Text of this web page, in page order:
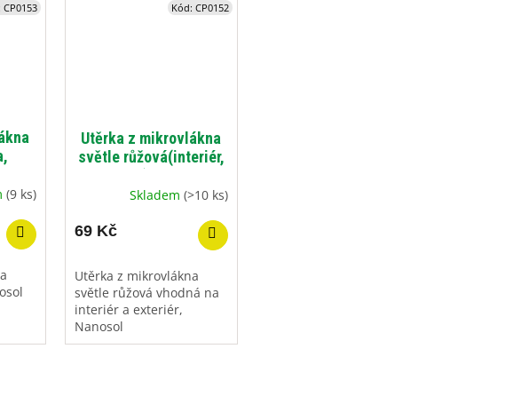
(9 ks)
CP0153
Utěrka z mikrovlákna
světle růžová(interiér,
Skladem(>10 ks)
69 Kč
Utěrka z mikrovlákna
světle růžová vhodná na
interiér a exteriér,
Nanosol
Kód:CP0152